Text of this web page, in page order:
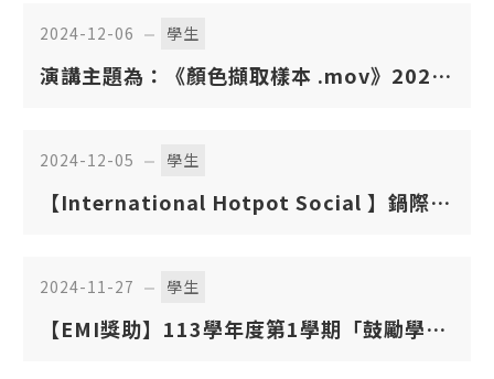
2024-12-06 學生
演講主題為：《顏色擷取樣本 .mov》2024
2024-12-05 學生
【International Hotpot Social 】鍋際交
2024-11-27 學生
【EMI獎助】113學年度第1學期「鼓勵學生